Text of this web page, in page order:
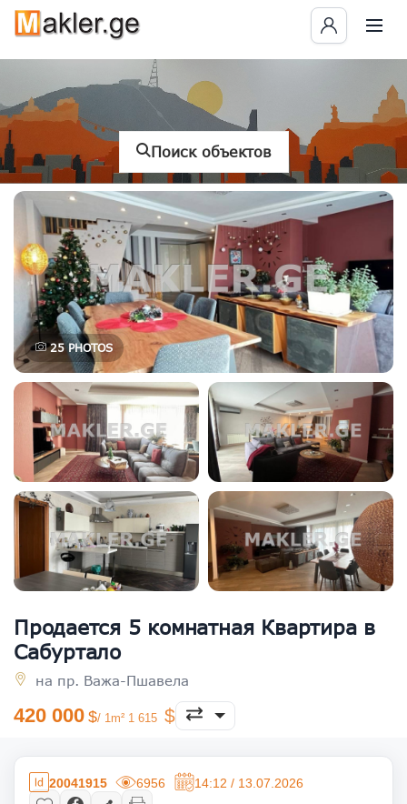
Поиск объектов
25PHOTOS
Продается 5 комнатная Квартира в
Сабуртало
на пр. Важа-Пшавела
420 000 / 1m² 1 615
20041915 6956 14:12 / 13.07.2026